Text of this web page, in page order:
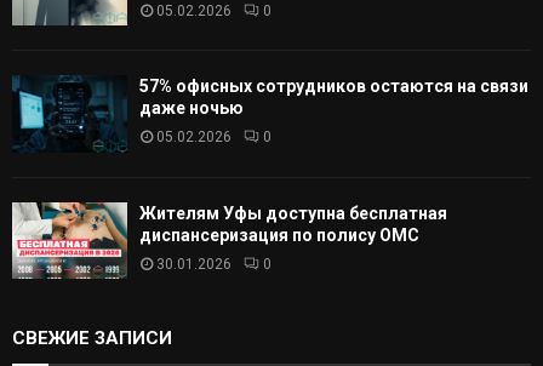
05.02.2026 0
57% офисных сотрудников остаются на связи
даже ночью
05.02.2026 0
Жителям Уфы доступна бесплатная
диспансеризация по полису ОМС
30.01.2026 0
СВЕЖИЕ ЗАПИСИ